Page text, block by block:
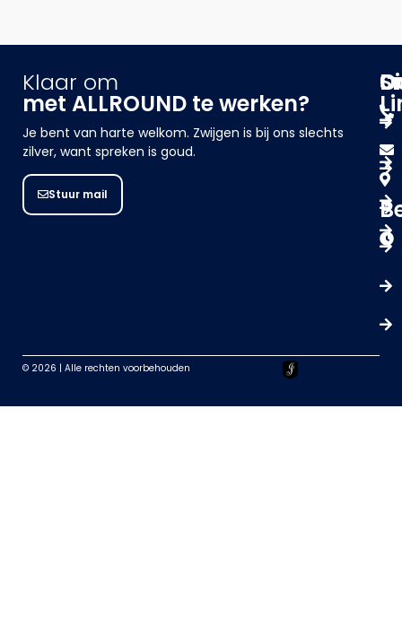
Klaar om
met ALLROUND te werken?
Je bent van harte welkom. Zwijgen is bij ons slechts
zilver, want spreken is goud.
Stuur mail
© 2026 | Alle rechten voorbehouden